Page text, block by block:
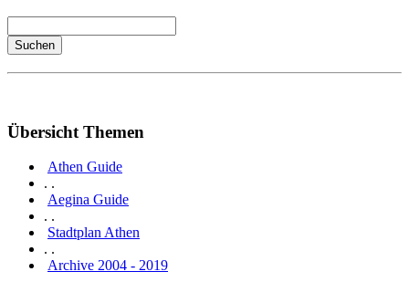
Übersicht Themen
Athen Guide
. .
Aegina Guide
. .
Stadtplan Athen
. .
Archive 2004 - 2019